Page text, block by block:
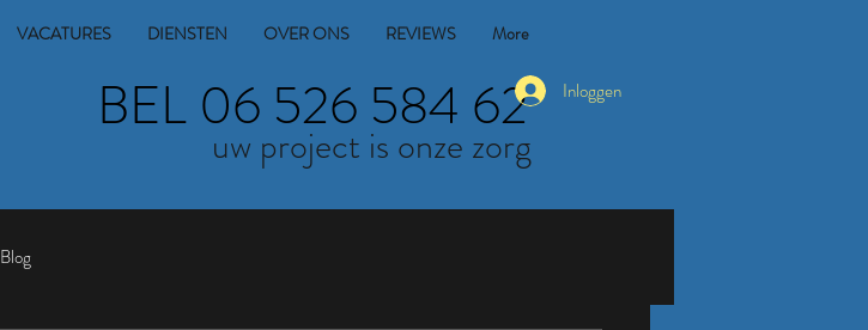
VACATURES DIENSTEN OVER ONS REVIEWS More
BEL 06 526 584 62
uw project is onze zorg
Inloggen
Blog